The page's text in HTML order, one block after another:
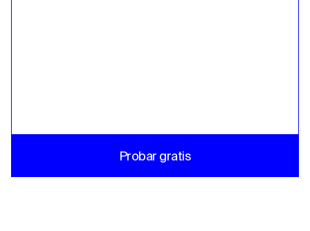
Probar gratis